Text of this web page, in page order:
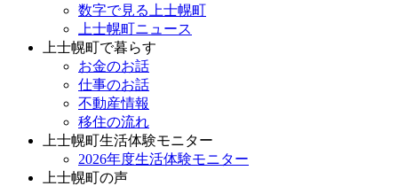
数字で見る上士幌町
上士幌町ニュース
上士幌町で暮らす
お金のお話
仕事のお話
不動産情報
移住の流れ
上士幌町生活体験モニター
2026年度生活体験モニター
上士幌町の声